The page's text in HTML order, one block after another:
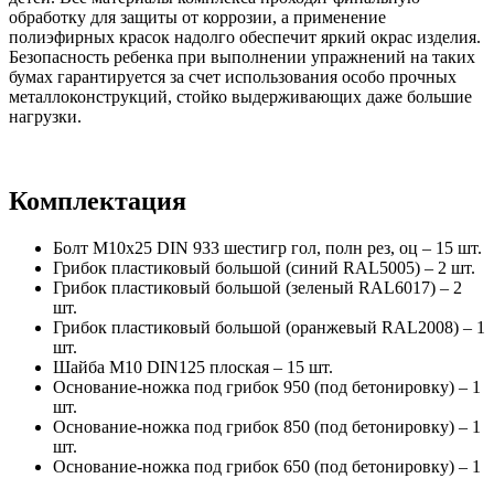
обработку для защиты от коррозии, а применение
полиэфирных красок надолго обеспечит яркий окрас изделия.
Безопасность ребенка при выполнении упражнений на таких
бумах гарантируется за счет использования особо прочных
металлоконструкций, стойко выдерживающих даже большие
нагрузки.
Комплектация
Болт М10х25 DIN 933 шестигр гол, полн рез, оц – 15 шт.
Грибок пластиковый большой (синий RAL5005) – 2 шт.
Грибок пластиковый большой (зеленый RAL6017) – 2
шт.
Грибок пластиковый большой (оранжевый RAL2008) – 1
шт.
Шайба М10 DIN125 плоская – 15 шт.
Основание-ножка под грибок 950 (под бетонировку) – 1
шт.
Основание-ножка под грибок 850 (под бетонировку) – 1
шт.
Основание-ножка под грибок 650 (под бетонировку) – 1